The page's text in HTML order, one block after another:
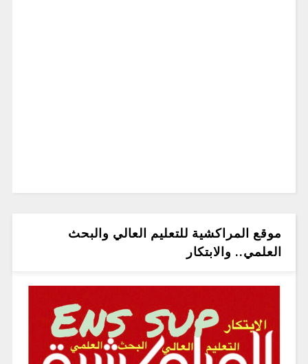
موقع المراكشية للتعليم العالي والبحث
العلمي.. والابتكار